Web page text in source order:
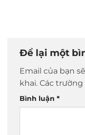
Để lại một
Email của bạn
khai. Các
Bình luận *